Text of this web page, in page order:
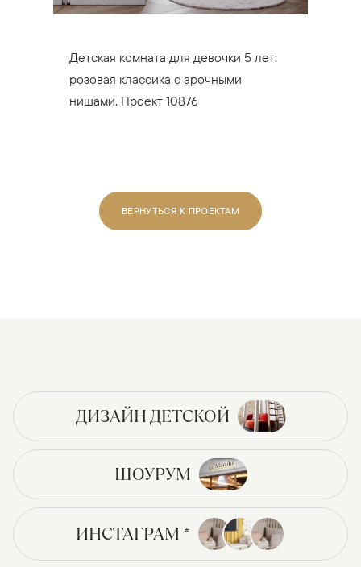
Детская комната для девочки 5 лет:
розовая классика с арочными
нишами. Проект 10876
ВЕРНУТЬСЯ К ПРОЕКТАМ
ДИЗАЙН ДЕТСКОЙ
ШОУРУМ
ИНСТАГРАМ *